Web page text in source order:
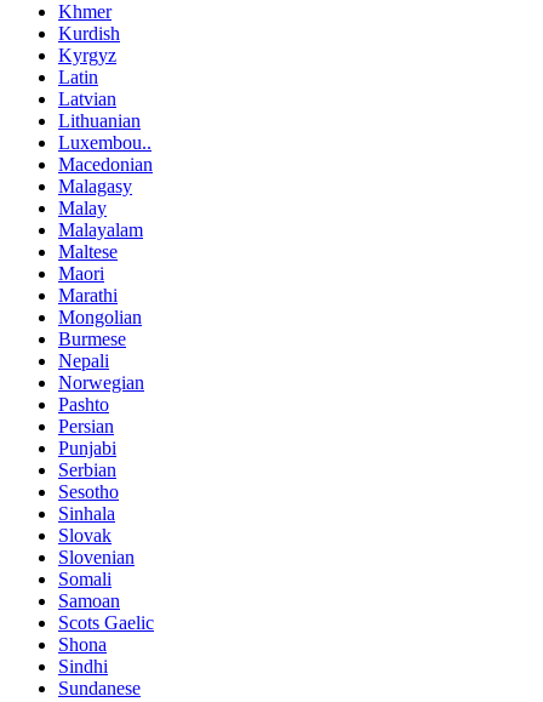
Khmer
Kurdish
Kyrgyz
Latin
Latvian
Lithuanian
Luxembou..
Macedonian
Malagasy
Malay
Malayalam
Maltese
Maori
Marathi
Mongolian
Burmese
Nepali
Norwegian
Pashto
Persian
Punjabi
Serbian
Sesotho
Sinhala
Slovak
Slovenian
Somali
Samoan
Scots Gaelic
Shona
Sindhi
Sundanese